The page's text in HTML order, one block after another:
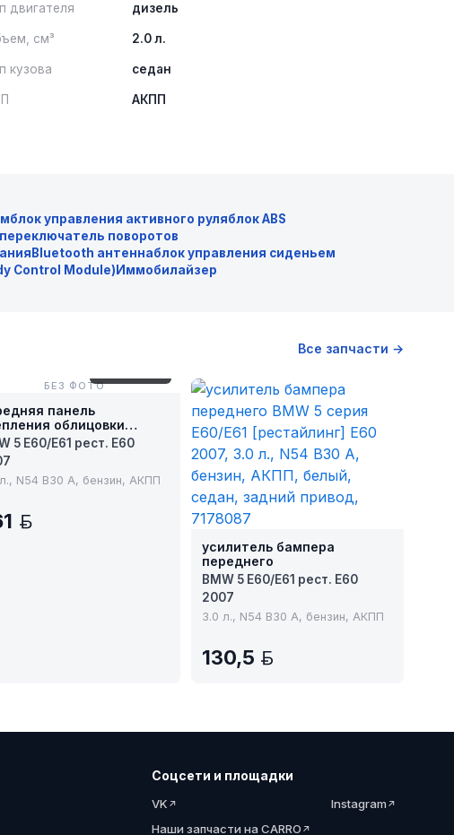
двигателя дизель
см³ 2.0 л.
кузова седан
АКПП
блок управления активного руляблок ABS
переключатель поворотов
Bluetooth антеннаблок управления сиденьем
Control Module) Иммобилайзер
Все запчасти →
БЕЗ ФОТО
панель
облицовки
5 E60/E61 рест. E60
N54 B30 A, бензин, АКПП
усилитель бампера
переднего
BMW 5 E60/E61 рест. E60
2007
3.0 л., N54 B30 A, бензин, АКПП
130,5
Соцсети и площадки
VK
Instagram
Наши запчасти на CARRO